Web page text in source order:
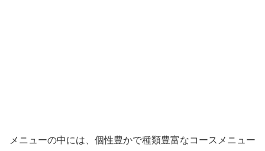
メニューの中には、個性豊かで種類豊富なコースメニュー